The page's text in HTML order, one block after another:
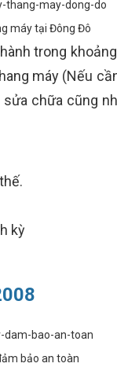
máy tại Đông Đô
trong
máy (Nếu
chữa cũng
kỳ
bảo an toàn